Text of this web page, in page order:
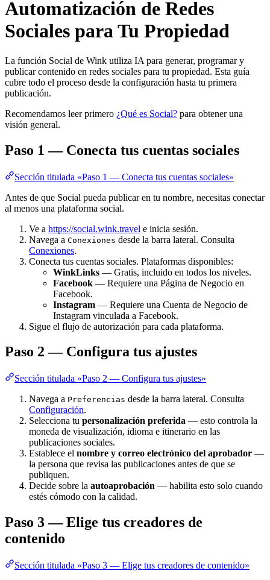
Automatización de Redes
Sociales para Tu Propiedad
La función Social de Wink utiliza IA para generar, programar y
publicar contenido en redes sociales para tu propiedad. Esta guía
cubre todo el proceso desde la configuración hasta tu primera
publicación.
Recomendamos leer primero ¿Qué es Social? para obtener una
visión general.
Paso 1 — Conecta tus cuentas sociales
Sección titulada «Paso 1 — Conecta tus cuentas sociales»
Antes de que Social pueda publicar en tu nombre, necesitas conectar
al menos una plataforma social.
Ve a https://social.wink.travel e inicia sesión.
Navega a Conexiones desde la barra lateral. Consulta
Conexiones.
Conecta tus cuentas sociales. Plataformas disponibles:
WinkLinks — Gratis, incluido en todos los niveles.
Facebook — Requiere una Página de Negocio en
Facebook.
Instagram — Requiere una Cuenta de Negocio de
Instagram vinculada a Facebook.
Sigue el flujo de autorización para cada plataforma.
Paso 2 — Configura tus ajustes
Sección titulada «Paso 2 — Configura tus ajustes»
Navega a Preferencias desde la barra lateral. Consulta
Configuración.
Selecciona tu personalización preferida — esto controla la
moneda de visualización, idioma e itinerario en las
publicaciones sociales.
Establece el nombre y correo electrónico del aprobador —
la persona que revisa las publicaciones antes de que se
publiquen.
Decide sobre la autoaprobación — habilita esto solo cuando
estés cómodo con la calidad.
Paso 3 — Elige tus creadores de
contenido
Sección titulada «Paso 3 — Elige tus creadores de contenido»